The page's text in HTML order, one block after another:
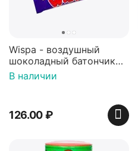
Wispa - воздушный
шоколадный батончик
36 гр
В наличии
126.00₽